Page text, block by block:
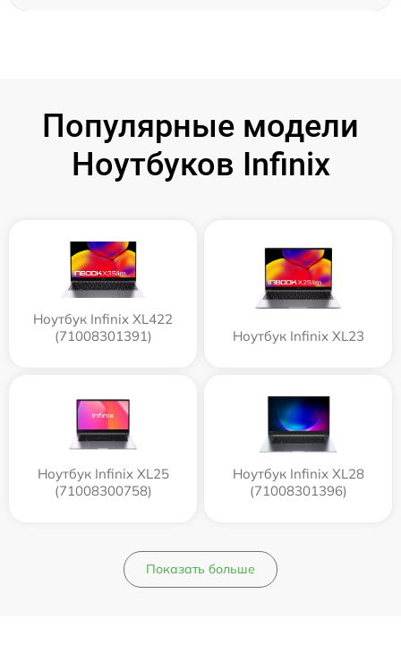
Популярные модели
Ноутбуков Infinix
Ноутбук Infinix XL422
(71008301391)
Ноутбук Infinix XL23
Ноутбук Infinix XL25
(71008300758)
Ноутбук Infinix XL28
(71008301396)
Показать больше